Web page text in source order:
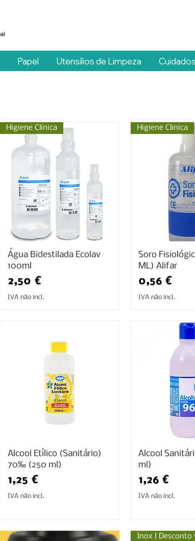
Papel Utensilios de Limpeza
Higiene Clinica
Água Bidestilada Ecolav
100ml
Preço
2,50 €
IVA não incl.
Higiene Clinica
Soro
ML) Alifar
Preço
0,56 €
IVA não incl.
Alcool Etílico (Sanitário)
70‰ (250 ml)
Preço
1,25 €
IVA não incl.
Alcool
ml)
Preço
1,26 €
IVA não incl.
Inox | Desconto